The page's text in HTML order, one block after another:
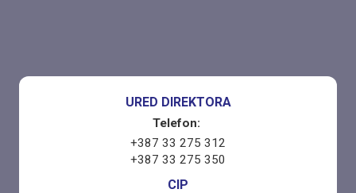
URED DIREKTORA
Telefon:
+387 33 275 312
+387 33 275 350
CIP